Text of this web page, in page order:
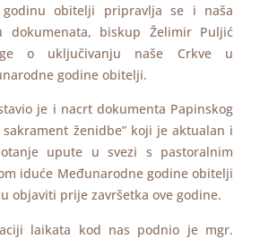
godinu obitelji pripravlja se i naša
dokumenata, biskup Želimir Puljić
o uključivanju naše Crkve u
godine obitelji.
je i nacrt dokumenta Papinskog
sakrament ženidbe” koji je aktualan i
upute u svezi s pastoralnim
iduće Međunarodne godine obitelji
objaviti prije završetka ove godine.
laikata kod nas podnio je mgr.